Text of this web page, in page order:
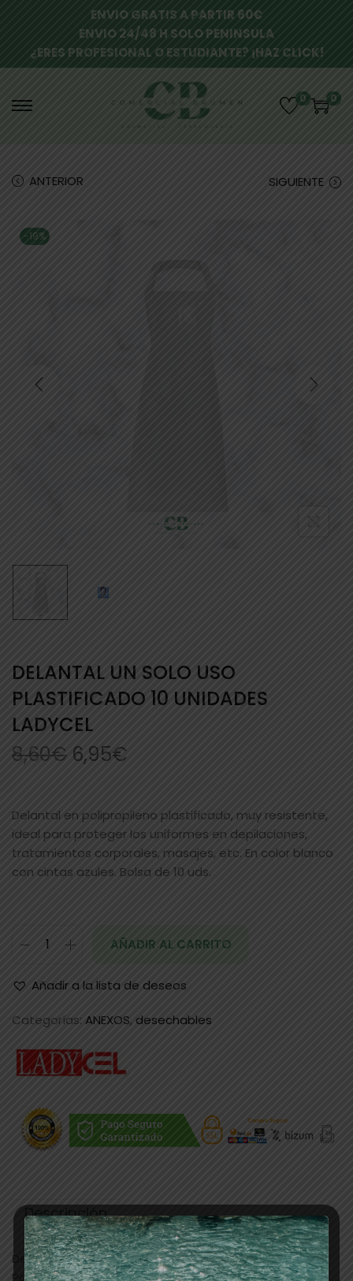
ENVIO GRATIS A PARTIR 60€
ENVIO 24/48 H SOLO PENINSULA
¿ERES PROFESIONAL O ESTUDIANTE? ¡HAZ CLICK!
0 0
ANTERIOR SIGUIENTE
-19%
DELANTAL UN SOLO USO
PLASTIFICADO 10 UNIDADES
LADYCEL
8,60€ 6,95€
Delantal en polipropileno plastificado, muy resistente,
ideal para proteger los uniformes en depilaciones,
tratamientos corporales, masajes, etc. En color blanco
con cintas azules. Bolsa de 10 uds.
AÑADIR AL CARRITO
Añadir a la lista de deseos
Categorías: ANEXOS, desechables
Descripción
Delantal desechable de polietileno LDPE Virgen.
Para riesgos mínimos y de un solo uso.